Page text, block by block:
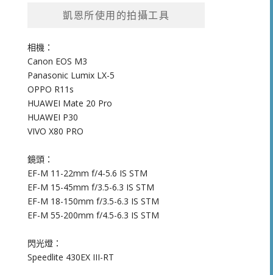
凱恩所使用的拍攝工具
相機：
Canon EOS M3
Panasonic Lumix LX-5
OPPO R11s
HUAWEI Mate 20 Pro
HUAWEI P30
VIVO X80 PRO
鏡頭：
EF-M 11-22mm f/4-5.6 IS STM
EF-M 15-45mm f/3.5-6.3 IS STM
EF-M 18-150mm f/3.5-6.3 IS STM
EF-M 55-200mm f/4.5-6.3 IS STM
閃光燈：
Speedlite 430EX III-RT